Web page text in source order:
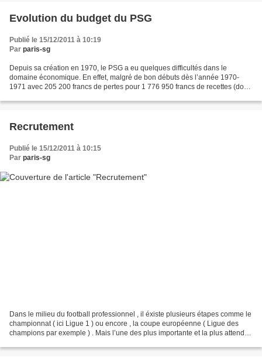
Evolution du budget du PSG
Publié le 15/12/2011 à 10:19
Par paris-sg
Depuis sa création en 1970, le PSG a eu quelques difficultés dans le
domaine économique. En effet, malgré de bon débuts dès l’année 1970-
1971 avec 205 200 francs de pertes pour 1 776 950 francs de recettes (donc
Recrutement
Publié le 15/12/2011 à 10:15
Par paris-sg
Dans le milieu du football professionnel , il éxiste plusieurs étapes comme le
championnat ( ici Ligue 1 ) ou encore , la coupe européenne ( Ligue des
champions par exemple ) . Mais l’une des plus importante et la plus attendue